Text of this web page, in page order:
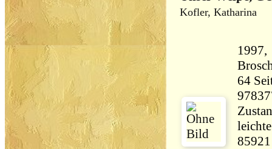
Kofler, Katharina
1997,
64 Seiten
85921